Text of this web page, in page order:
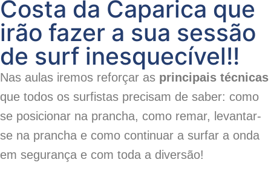
Costa da Caparica que
irão fazer a sua sessão
de surf inesquecível!!
Nas aulas iremos reforçar as principais técnicas
que todos os surfistas precisam de saber: como
se posicionar na prancha, como remar, levantar-
se na prancha e como continuar a surfar a onda
em segurança e com toda a diversão!